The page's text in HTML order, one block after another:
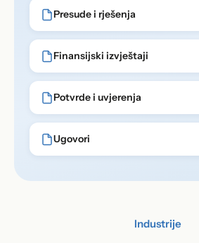
Presude i rješenja
Finansijski izvještaji
Potvrde i uvjerenja
Ugovori
Industrije